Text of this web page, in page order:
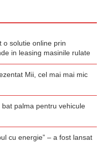
o solutie online prin
in leasing masinile rulate
Mii, cel mai mai mic
palma pentru vehicule
cu energie” – a fost lansat